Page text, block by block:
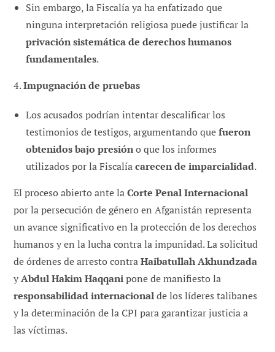
Sin embargo, la Fiscalía ya ha enfatizado que
ninguna interpretación religiosa puede justificar la
privación sistemática de derechos humanos
fundamentales.
4.Impugnación de pruebas
Los acusados podrían intentar descalificar los
testimonios de testigos, argumentando quefueron
obtenidos bajo presióno que los informes
utilizados por la Fiscalíacarecen de imparcialidad.
El proceso abierto ante laCorte Penal Internacional
por la persecución de género en Afganistán representa
un avance significativo en la protección de los derechos
humanos y en la lucha contra la impunidad. La solicitud
de órdenes de arresto contraHaibatullah Akhundzada
yAbdul Hakim Haqqanipone de manifiesto la
responsabilidad internacionalde los líderes talibanes
y la determinación de la CPI para garantizar justicia a
las víctimas.